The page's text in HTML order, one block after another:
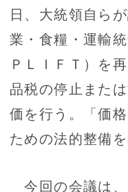
日、大統領自ら
業・食糧・運輸
ＰＬＩＦＴ）を
品税の停止また
価を行う。「価
ための法的整備
今回の会議は